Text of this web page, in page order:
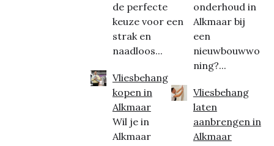
de perfecte
keuze voor een
strak en
naadloos...
Vliesbehang
kopen in
Alkmaar
Wil je in
Alkmaar
onderhoud in
Alkmaar bij
een
nieuwbouwwo
ning?...
Vliesbehang
laten
aanbrengen in
Alkmaar